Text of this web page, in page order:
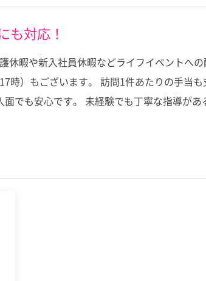
も対応！
休暇や新入社員休暇などライフイベントへ
時）もございます。 訪問1件あたりの手当
面でも安心です。 未経験でも丁寧な指導が